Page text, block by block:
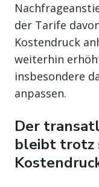
der Tarife
Kostendruck
weiterhin
insbesondere
anpassen.
Der
bleibt trotz